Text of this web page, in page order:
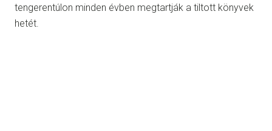
tengerentúlon minden évben megtartják a tiltott könyvek
hetét.